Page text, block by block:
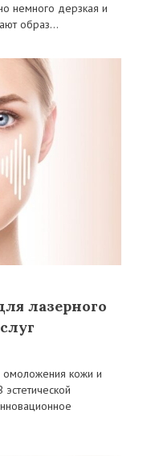
немного дерзкая и
образ…
лазерного
омоложения кожи и